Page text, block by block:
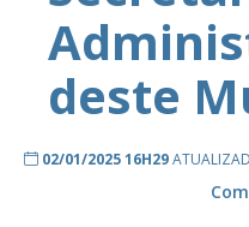
deste
02/01/2025 16H29